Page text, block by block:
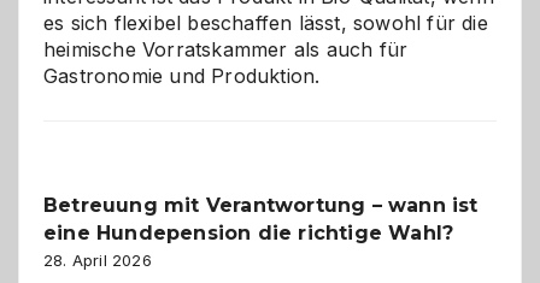
es sich flexibel beschaffen lässt, sowohl für die
heimische Vorratskammer als auch für
Gastronomie und Produktion.
Betreuung mit Verantwortung – wann ist
eine Hundepension die richtige Wahl?
28. April 2026